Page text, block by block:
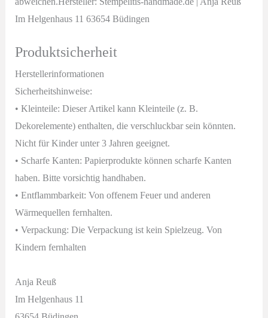
Im Helgenhaus 11 63654 Büdingen
Produktsicherheit
Herstellerinformationen
Sicherheitshinweise:
• Kleinteile: Dieser Artikel kann Kleinteile (z. B.
Dekorelemente) enthalten, die verschluckbar sein könnten.
Nicht für Kinder unter 3 Jahren geeignet.
• Scharfe Kanten: Papierprodukte können scharfe Kanten
haben. Bitte vorsichtig handhaben.
• Entflammbarkeit: Von offenem Feuer und anderen
Wärmequellen fernhalten.
• Verpackung: Die Verpackung ist kein Spielzeug. Von
Kindern fernhalten
Anja Reuß
Im Helgenhaus 11